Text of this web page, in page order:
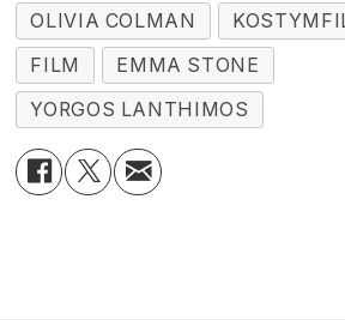
OLIVIA COLMAN
FILM
EMMA STONE
YORGOS LANTHIMOS